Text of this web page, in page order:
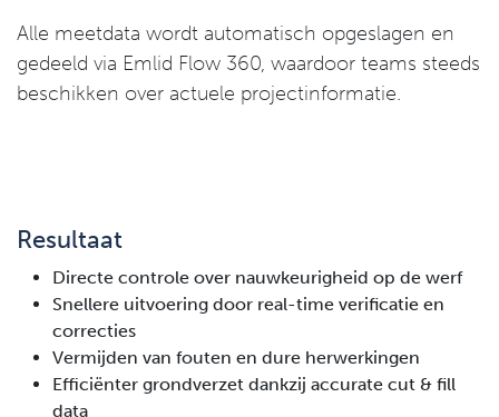
Alle meetdata wordt automatisch opgeslagen en
gedeeld via Emlid Flow 360, waardoor teams steeds
beschikken over actuele projectinformatie.
Resultaat
Directe controle over nauwkeurigheid op de werf
Snellere uitvoering door real-time verificatie en
correcties
Vermijden van fouten en dure herwerkingen
Efficiënter grondverzet dankzij accurate cut & fill
data